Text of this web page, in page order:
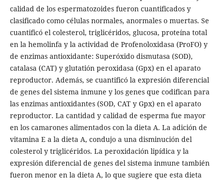
calidad de los espermatozoides fueron cuantificados y
clasificado como células normales, anormales o muertas. Se
cuantificó el colesterol, triglicéridos, glucosa, proteína total
en la hemolinfa y la actividad de Profenoloxidasa (ProFO) y
de enzimas antioxidante: Superóxido dismutasa (SOD),
catalasa (CAT) y glutatión peroxidasa (Gpx) en el aparato
reproductor. Además, se cuantificó la expresión diferencial
de genes del sistema inmune y los genes que codifican para
las enzimas antioxidantes (SOD, CAT y Gpx) en el aparato
reproductor. La cantidad y calidad de esperma fue mayor
en los camarones alimentados con la dieta A. La adición de
vitamina E a la dieta A, condujo a una disminución del
colesterol y triglicéridos. La peroxidación lipídica y la
expresión diferencial de genes del sistema inmune también
fueron menor en la dieta A, lo que sugiere que esta dieta